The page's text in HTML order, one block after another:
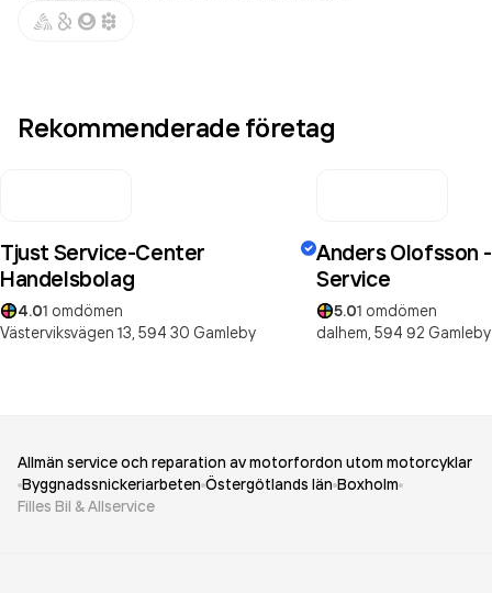
Rekommenderade företag
Tjust Service-Center
Handelsbolag
4.01 omdömen
Västerviksvägen 13, 594 30 Gamleby
Anders Olofsson -
Service
5.01 omdömen
dalhem, 594 92 Gamleby
Allmän service och reparation av motorfordon utom motorcyklar
Byggnadssnickeriarbeten Östergötlands län Boxholm
Filles Bil & Allservice